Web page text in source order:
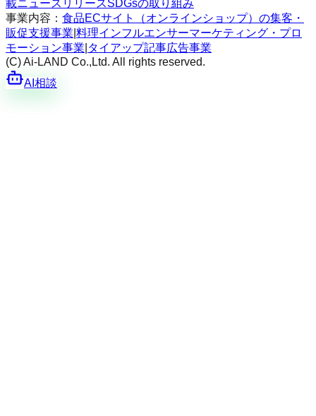
載ニュースリリースSDGsの取り組み
事業内容： 食品ECサイト（オンラインショップ）の集客・
販促支援事業 料理インフルエンサーマーケティング・プロ
モーション事業 タイアップ記事広告事業
(C) Ai-LAND Co.,Ltd. All rights reserved.
AI相談